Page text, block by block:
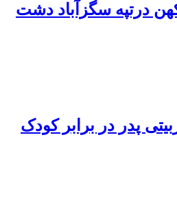
درتپه سگزآباد دشت
پدر در برابر کودک